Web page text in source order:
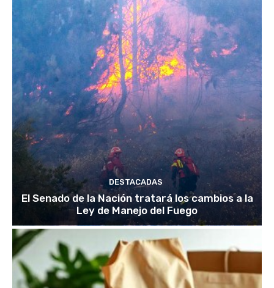
DESTACADAS
El Senado de la Nación tratará los cambios a la
Ley de Manejo del Fuego